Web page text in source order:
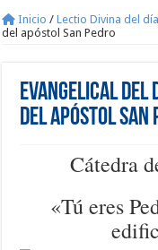
Inicio / Lectio Divina del día
del apóstol San Pedro
Evangelical del
del apóstol San
Cátedra
«Tú eres